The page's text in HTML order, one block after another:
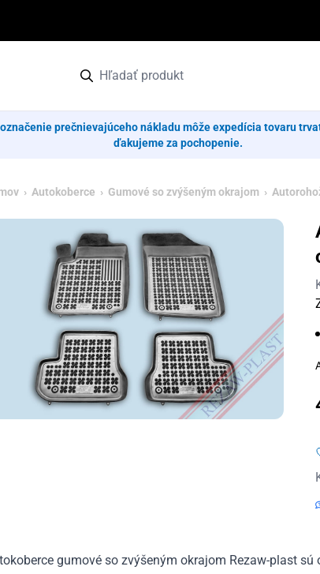
prečnievajúceho nákladu môže expedícia tovaru
ďakujeme za pochopenie.
› Autokoberce › Gumové so zvýšeným okrajom ›
gumové so zvýšeným okrajom Rezaw-plast